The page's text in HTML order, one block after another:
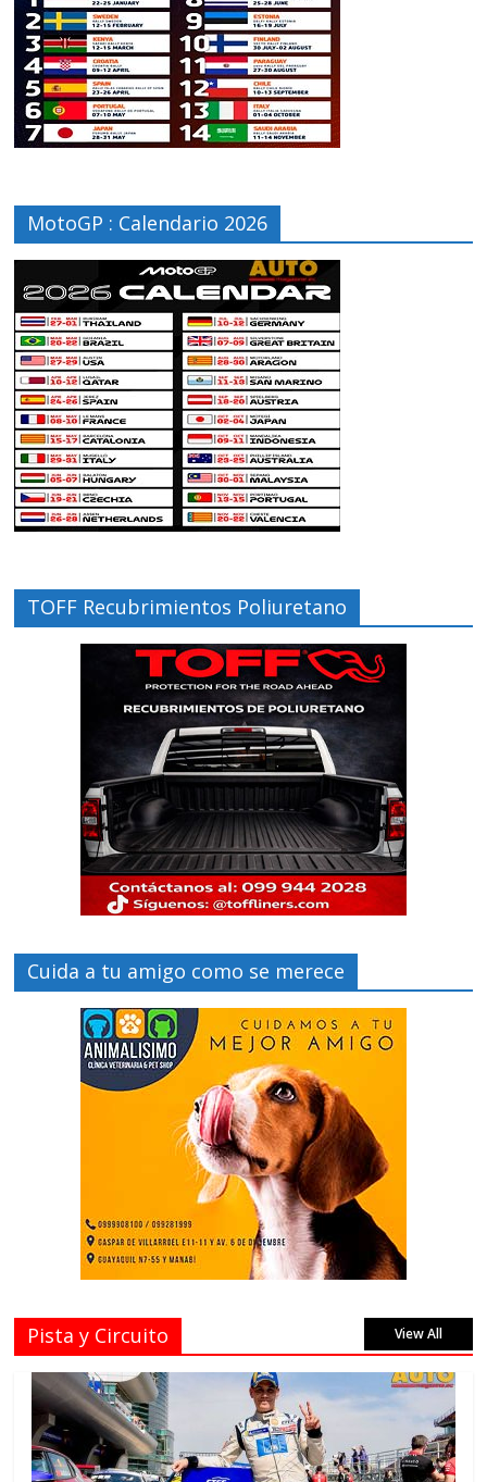
MotoGP : Calendario 2026
TOFF Recubrimientos Poliuretano
Cuida a tu amigo como se merece
Pista y Circuito View All